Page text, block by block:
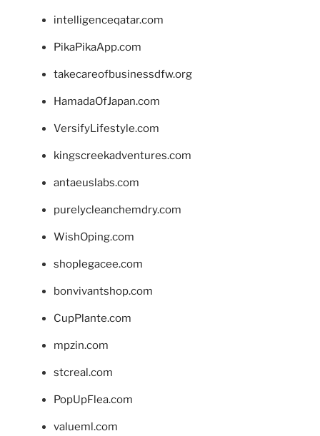
intelligenceqatar.com
PikaPikaApp.com
takecareofbusinessdfw.org
HamadaOfJapan.com
VersifyLifestyle.com
kingscreekadventures.com
antaeuslabs.com
purelycleanchemdry.com
WishOping.com
shoplegacee.com
bonvivantshop.com
CupPlante.com
mpzin.com
stcreal.com
PopUpFlea.com
valueml.com